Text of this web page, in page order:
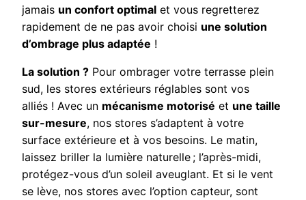
jamais un confort optimal et vous regretterez
rapidement de ne pas avoir choisi une solution
d’ombrage plus adaptée !
La solution ? Pour ombrager votre terrasse plein
sud, les stores extérieurs réglables sont vos
alliés ! Avec un mécanisme motorisé et une taille
sur-mesure, nos stores s’adaptent à votre
surface extérieure et à vos besoins. Le matin,
laissez briller la lumière naturelle ; l’après-midi,
protégez-vous d’un soleil aveuglant. Et si le vent
se lève, nos stores avec l’option capteur, sont